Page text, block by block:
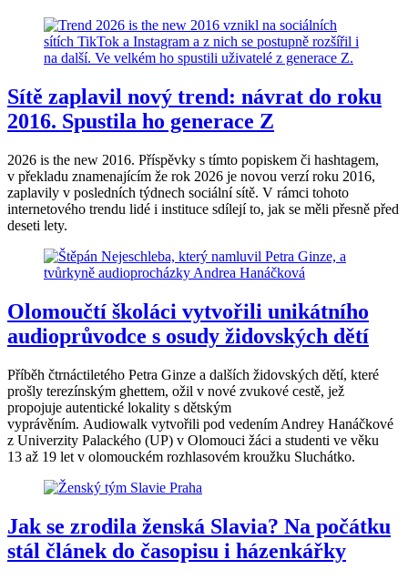
Sítě zaplavil nový trend: návrat do roku
2016. Spustila ho generace Z
2026 is the new 2016. Příspěvky s tímto popiskem či hashtagem,
v překladu znamenajícím že rok 2026 je novou verzí roku 2016,
zaplavily v posledních týdnech sociální sítě. V rámci tohoto
internetového trendu lidé i instituce sdílejí to, jak se měli přesně před
deseti lety.
Olomoučtí školáci vytvořili unikátního
audioprůvodce s osudy židovských dětí
Příběh čtrnáctiletého Petra Ginze a dalších židovských dětí, které
prošly terezínským ghettem, ožil v nové zvukové cestě, jež
propojuje autentické lokality s dětským
vyprávěním. Audiowalk vytvořili pod vedením Andrey Hanáčkové
z Univerzity Palackého (UP) v Olomouci žáci a studenti ve věku
13 až 19 let v olomouckém rozhlasovém kroužku Sluchátko.
Jak se zrodila ženská Slavia? Na počátku
stál článek do časopisu i házenkářky